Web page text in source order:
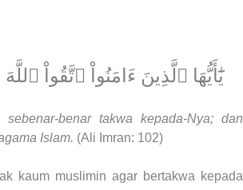
يَٰٓأَيُّهَا ٱلَّذِينَ ءَامَنُواْ ٱتَّقُواْ
benar takwa kepada-Nya; dan
Islam. (Ali Imran: 102)
kaum muslimin agar bertakwa kepada